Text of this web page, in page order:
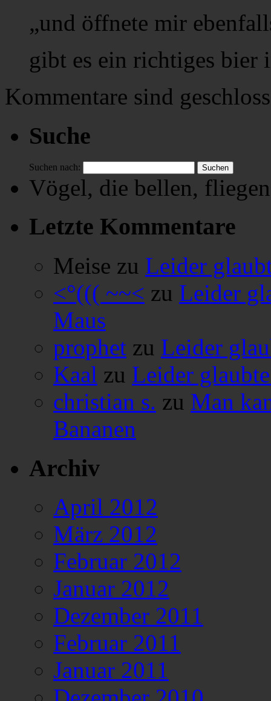
„und öffnete mir
gibt es ein richtiges bier
Kommentare sind
Suche
Suchen nach:
Vögel, die bellen,
Letzte Kommentare
Meise zu Leider
<°((( ~~< zu Leider
Maus
prophet zu Leider
Kaal zu Leider
christian s. zu Man
Bananen
Archiv
April 2012
März 2012
Februar 2012
Januar 2012
Dezember 2011
Februar 2011
Januar 2011